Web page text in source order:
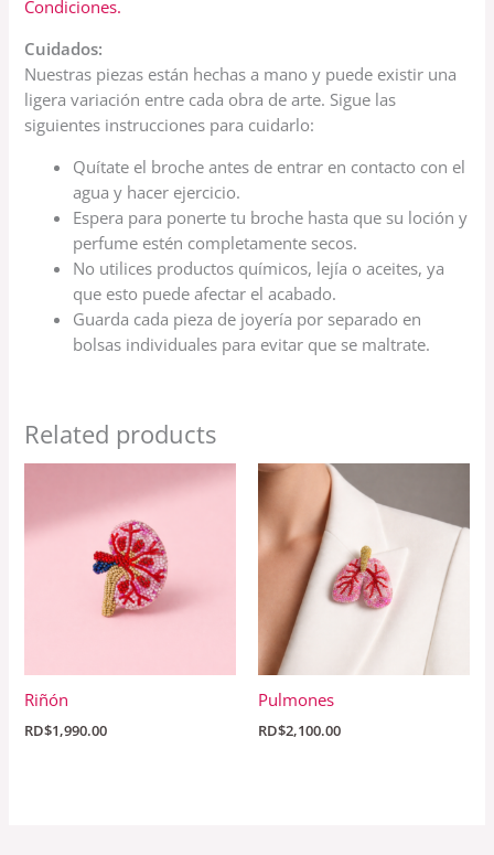
Condiciones.
Cuidados:
Nuestras piezas están hechas a mano y puede existir una
ligera variación entre cada obra de arte. Sigue las
siguientes instrucciones para cuidarlo:
Quítate el broche antes de entrar en contacto con el
agua y hacer ejercicio.
Espera para ponerte tu broche hasta que su loción y
perfume estén completamente secos.
No utilices productos químicos, lejía o aceites, ya
que esto puede afectar el acabado.
Guarda cada pieza de joyería por separado en
bolsas individuales para evitar que se maltrate.
Related products
Riñón
RD$1,990.00
Pulmones
RD$2,100.00